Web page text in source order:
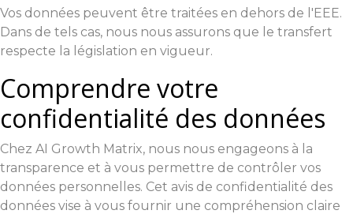
Vos données peuvent être traitées en dehors de l'EEE.
Dans de tels cas, nous nous assurons que le transfert
respecte la législation en vigueur.
Comprendre votre
confidentialité des données
Chez AI Growth Matrix, nous nous engageons à la
transparence et à vous permettre de contrôler vos
données personnelles. Cet avis de confidentialité des
données vise à vous fournir une compréhension claire